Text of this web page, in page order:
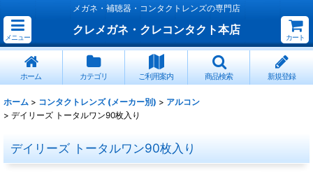
メガネ・補聴器・コンタクトレンズの専門店
メニュー
クレメガネ・クレコンタクト本店
カート
ホーム カテゴリ ご利用案内 商品検索 新規登録
ホーム > コンタクトレンズ (メーカー別) > アルコン
> デイリーズ トータルワン90枚入り
デイリーズ トータルワン90枚入り